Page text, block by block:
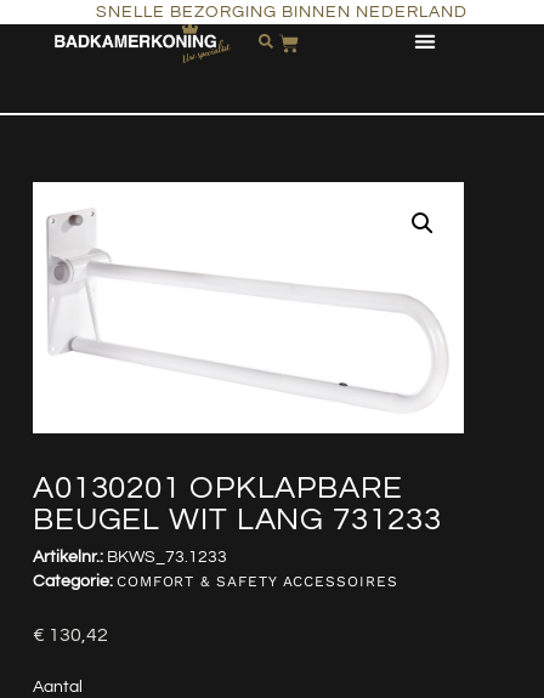
SNELLE BEZORGING BINNEN NEDERLAND
A0130201 OPKLAPBARE
BEUGEL WIT LANG 731233
Artikelnr.: BKWS_73.1233
Categorie: COMFORT & SAFETY ACCESSOIRES
€ 130,42
Aantal